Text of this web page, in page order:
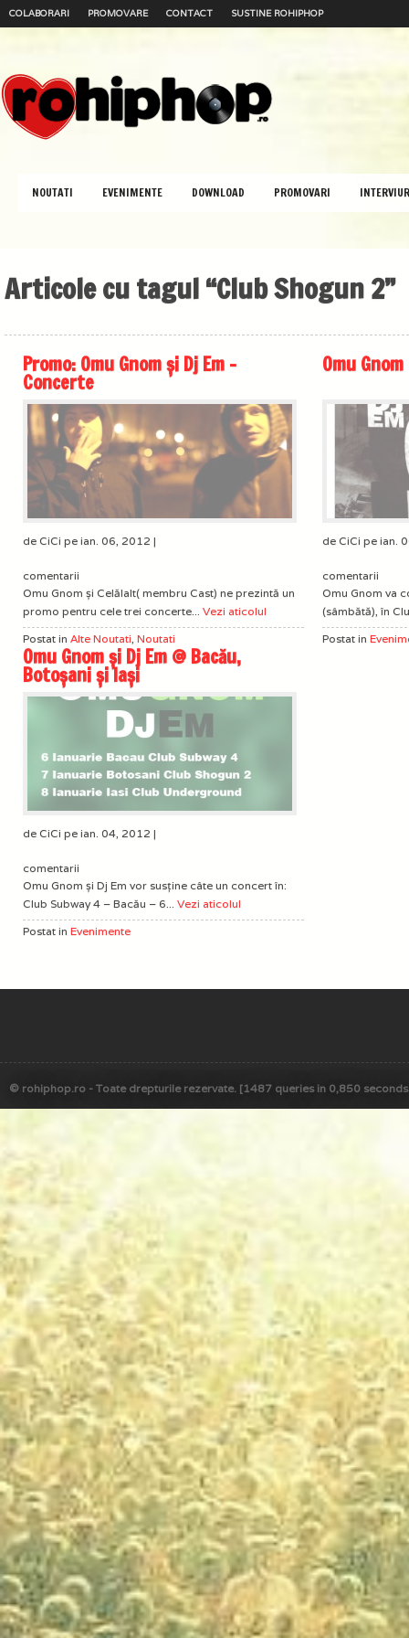
COLABORARI PROMOVARE CONTACT SUSTINE ROHIPHOP
NOUTATI EVENIMENTE DOWNLOAD PROMOVARI
Articole cu tagul “Club Shogun 2”
Promo: Omu Gnom și Dj Em –
Concerte
de CiCi pe ian. 06, 2012 |
comentarii
Omu Gnom și Celălalt( membru Cast) ne prezintă un
promo pentru cele trei concerte... Vezi aticolul
Postat in Alte Noutati, Noutati
Omu
de CiCi pe ian.
comentarii
Omu Gnom va
(sâmbătă), în
Postat in
Omu Gnom și Dj Em @ Bacău,
Botoșani și Iași
de CiCi pe ian. 04, 2012 |
comentarii
Omu Gnom și Dj Em vor susține câte un concert în:
Club Subway 4 – Bacău – 6... Vezi aticolul
Postat in Evenimente
© rohiphop.ro - Toate drepturile rezervate. [1487 queries in 0,850